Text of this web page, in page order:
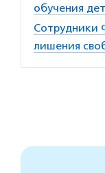
обучения
Cотрудники
лишения